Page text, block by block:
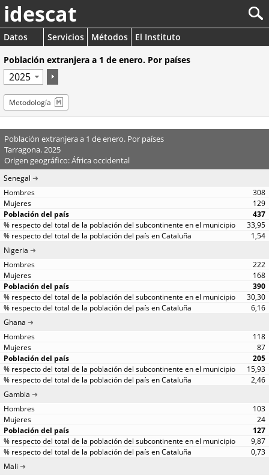
idescat
Datos Servicios Métodos
El Instituto
Población extranjera a 1 de enero. Por países
Metodología
Población extranjera a 1 de enero. Por países
Tarragona. 2025
Origen geográfico: África occidental
Senegal
308
129
437
33,95
1,54
Nigeria
222
168
390
30,30
6,16
Ghana
118
87
205
15,93
2,46
Gambia
103
24
127
9,87
0,73
Mali